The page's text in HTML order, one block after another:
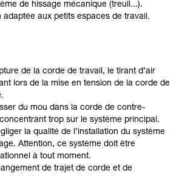
de hissage mécanique (treuil...).
adaptée aux petits espaces de travail.
de la corde de travail, le tirant d’air
lors de la mise en tension de la corde de
du mou dans la corde de contre-
trop sur le système principal.
la qualité de l’installation du système
Attention, ce système doit être
à tout moment.
de trajet de corde et de